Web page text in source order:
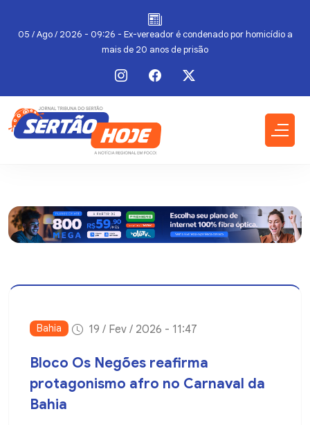
05 / Ago / 2026 - 09:26 - Ex-vereador é condenado por homicídio a
mais de 20 anos de prisão
Bahia 19 / Fev / 2026 - 11:47
Bloco Os Negões reafirma
protagonismo afro no Carnaval da
Bahia